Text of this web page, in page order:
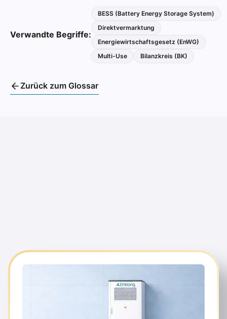
Verwandte Begriffe:
BESS (Battery Energy Storage System)
Direktvermarktung
Energiewirtschaftsgesetz (EnWG)
Multi-Use
Bilanzkreis (BK)
Zurück zum Glossar